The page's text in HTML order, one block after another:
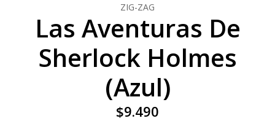
ZIG-ZAG
Las Aventuras De
Sherlock Holmes
(Azul)
$9.490